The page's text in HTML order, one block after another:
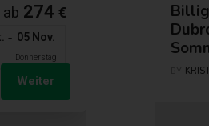
ab 274 €
- 05 Nov.
Donnerstag
Weiter